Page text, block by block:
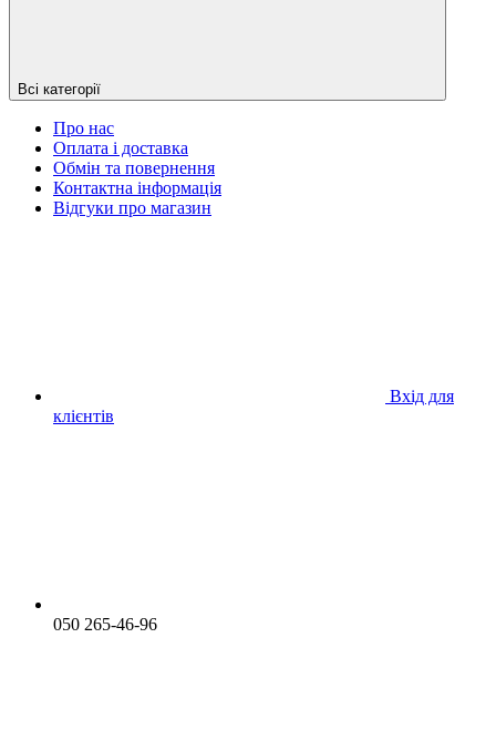
Всі категорії
Про нас
Оплата і доставка
Обмін та повернення
Контактна інформація
Відгуки про магазин
Вхід для
клієнтів
050 265-46-96